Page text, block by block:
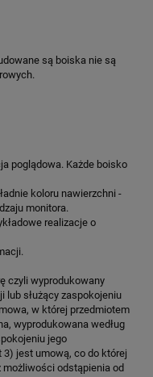
są boiska nie są
poglądowa. Każde boisko
koloru nawierzchni -
monitora.
realizacje o
czyli wyprodukowany
lub służący zaspokojeniu
w której przedmiotem
wyprodukowana według
jego
jest umową, co do której
odstąpienia od